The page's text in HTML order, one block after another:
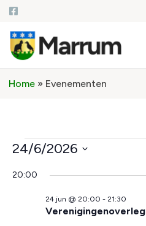
Home » Evenementen
24/6/2026
een
20:00
Verenigingenoverleg
24 jun @ 20:00 - 21:30